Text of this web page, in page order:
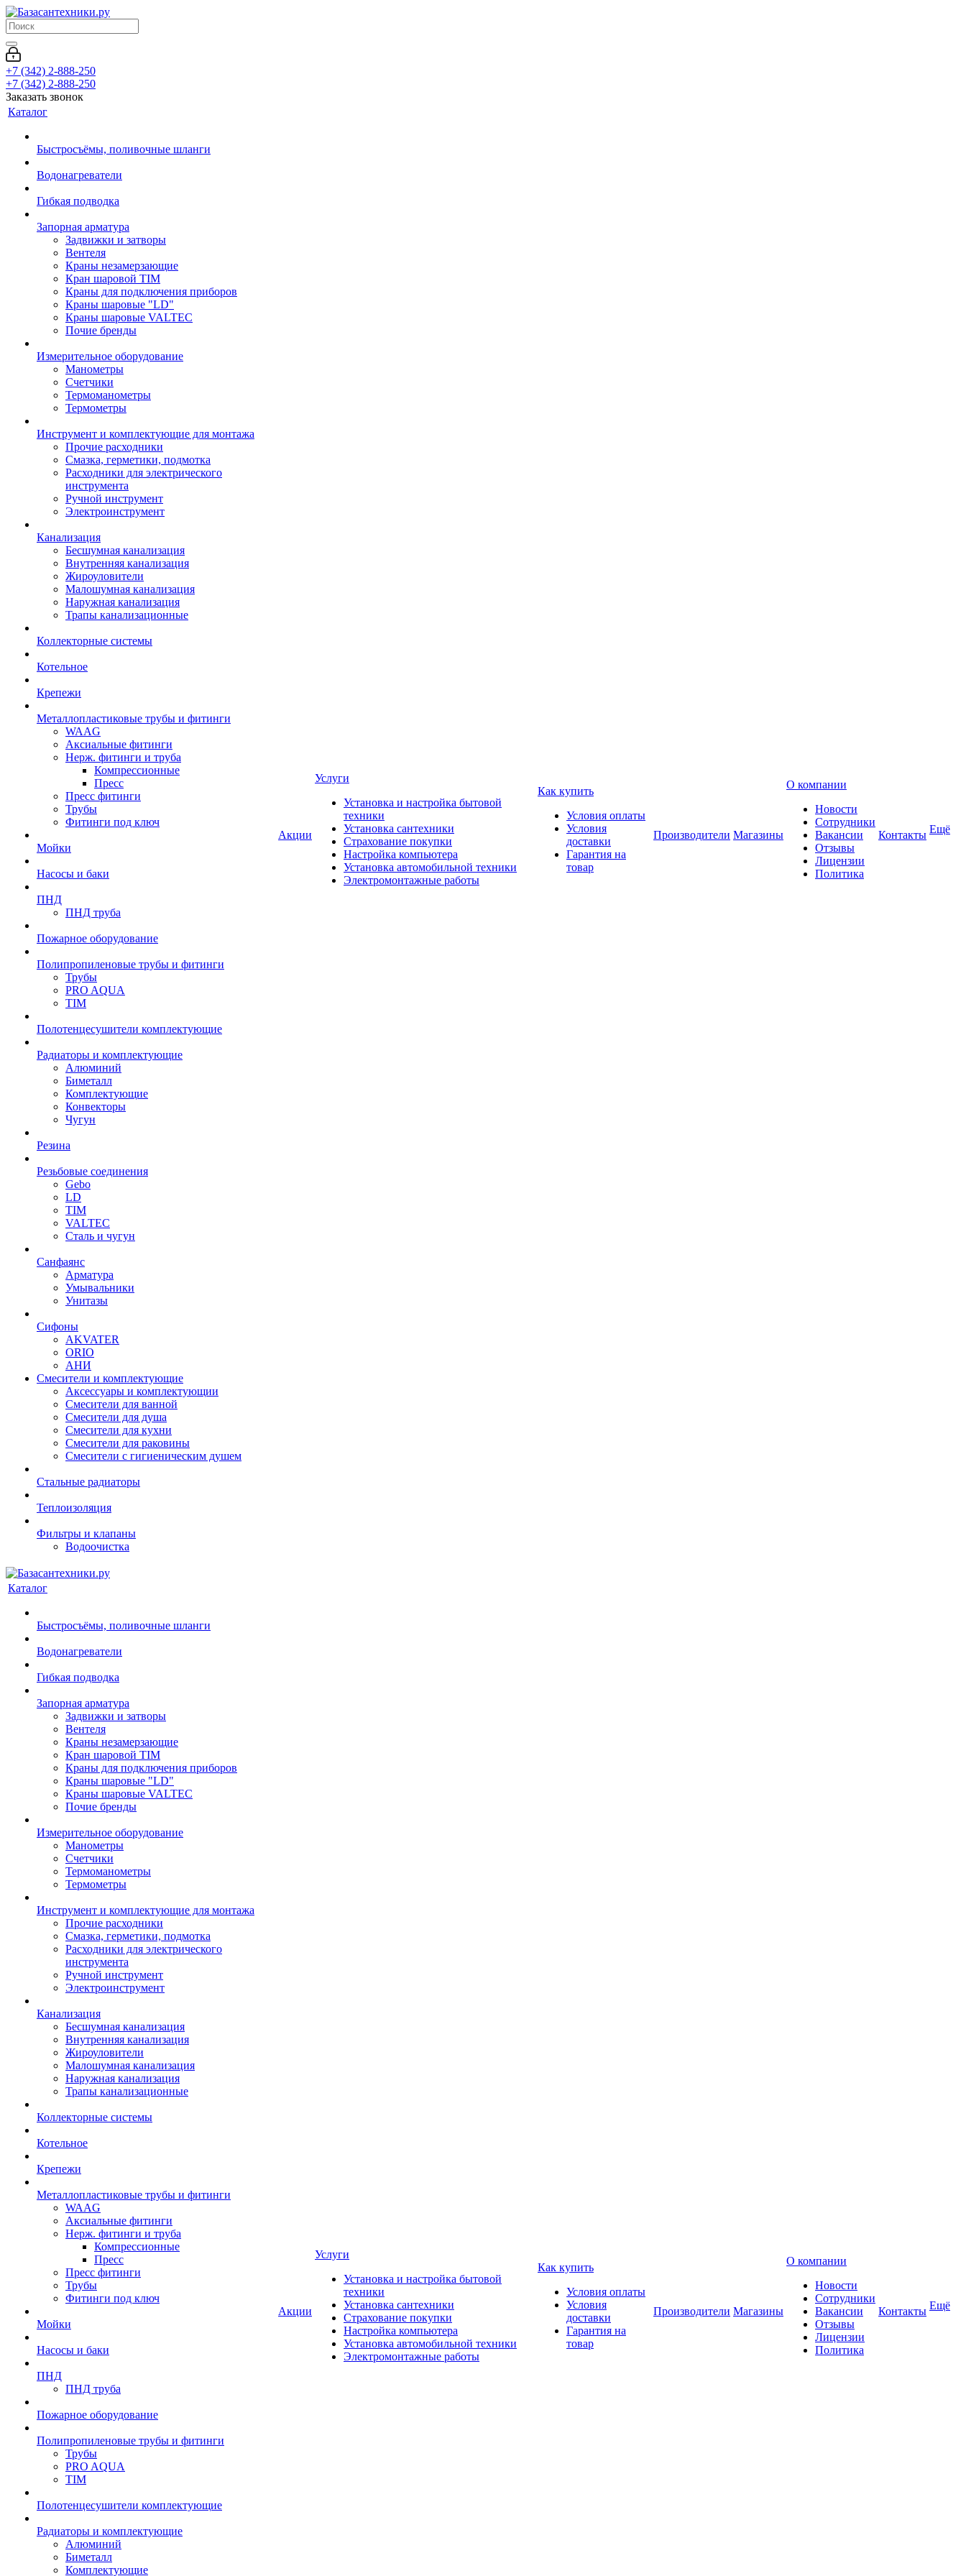
+7 (342) 2-888-250
+7 (342) 2-888-250
Заказать звонок
Каталог
Быстросъёмы, поливочные шланги
Водонагреватели
Гибкая подводка
Запорная арматура
Задвижки и затворы
Вентеля
Краны незамерзающие
Кран шаровой TIM
Краны для подключения приборов
Краны шаровые "LD"
Краны шаровые VALTEC
Почие бренды
Измерительное оборудование
Манометры
Счетчики
Термоманометры
Термометры
Инструмент и комплектующие для монтажа
Прочие расходники
Смазка, герметики, подмотка
Расходники для электрического
инструмента
Ручной инструмент
Электроинструмент
Канализация
Бесшумная канализация
Внутренняя канализация
Жироуловители
Малошумная канализация
Наружная канализация
Трапы канализационные
Коллекторные системы
Котельное
Крепежи
Металлопластиковые трубы и фитинги
WAAG
Аксиальные фитинги
Нерж. фитинги и труба
Компрессионные
Пресс
Пресс фитинги
Трубы
Фитинги под ключ
Мойки
Насосы и баки
ПНД
ПНД труба
Пожарное оборудование
Полипропиленовые трубы и фитинги
Трубы
PRO AQUA
TIM
Полотенцесушители комплектующие
Радиаторы и комплектующие
Алюминий
Биметалл
Комплектующие
Конвекторы
Чугун
Резина
Резьбовые соединения
Gebo
LD
TIM
VALTEC
Сталь и чугун
Санфаянс
Арматура
Умывальники
Унитазы
Сифоны
AKVATER
ORIO
АНИ
Смесители и комплектующие
Аксессуары и комплектующии
Смесители для ванной
Смесители для душа
Смесители для кухни
Смесители для раковины
Смесители с гигиеническим душем
Стальные радиаторы
Теплоизоляция
Фильтры и клапаны
Водоочистка
Акции
Услуги
Установка и настройка бытовой
техники
Установка сантехники
Страхование покупки
Настройка компьютера
Установка автомобильной техники
Электромонтажные работы
Как купить
Условия оплаты
Условия
доставки
Гарантия на
товар
Производители Магазины
О компании
Новости
Сотрудники
Вакансии
Отзывы
Лицензии
Политика
Контакты Ещё
Каталог
Быстросъёмы, поливочные шланги
Водонагреватели
Гибкая подводка
Запорная арматура
Задвижки и затворы
Вентеля
Краны незамерзающие
Кран шаровой TIM
Краны для подключения приборов
Краны шаровые "LD"
Краны шаровые VALTEC
Почие бренды
Измерительное оборудование
Манометры
Счетчики
Термоманометры
Термометры
Инструмент и комплектующие для монтажа
Прочие расходники
Смазка, герметики, подмотка
Расходники для электрического
инструмента
Ручной инструмент
Электроинструмент
Канализация
Бесшумная канализация
Внутренняя канализация
Жироуловители
Малошумная канализация
Наружная канализация
Трапы канализационные
Коллекторные системы
Котельное
Крепежи
Металлопластиковые трубы и фитинги
WAAG
Аксиальные фитинги
Нерж. фитинги и труба
Компрессионные
Пресс
Пресс фитинги
Трубы
Фитинги под ключ
Мойки
Насосы и баки
ПНД
ПНД труба
Пожарное оборудование
Полипропиленовые трубы и фитинги
Трубы
PRO AQUA
TIM
Полотенцесушители комплектующие
Радиаторы и комплектующие
Алюминий
Биметалл
Комплектующие
Акции
Услуги
Установка и настройка бытовой
техники
Установка сантехники
Страхование покупки
Настройка компьютера
Установка автомобильной техники
Электромонтажные работы
Как купить
Условия оплаты
Условия
доставки
Гарантия на
товар
Производители Магазины
О компании
Новости
Сотрудники
Вакансии
Отзывы
Лицензии
Политика
Контакты Ещё